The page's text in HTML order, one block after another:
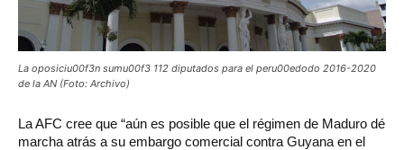
La oposiciu00f3n sumu00f3 112 diputados para el peru00edodo 2016-2020
de la AN (Foto: Archivo)
LaAFC cree que “aún es posible que el régimen de Maduro dé
marcha atrás a su embargo comercial contra Guyana en el